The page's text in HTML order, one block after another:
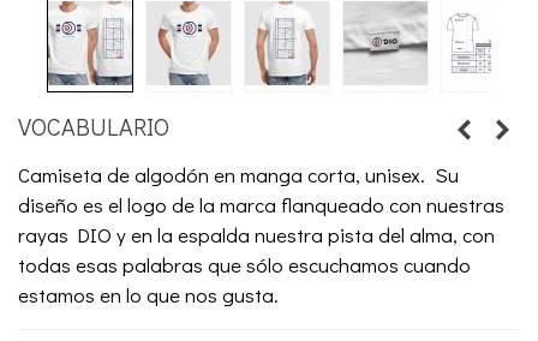
VOCABULARIO
Camiseta de algodón en manga corta, unisex. Su
diseño es el logo de la marca flanqueado con nuestras
rayas DIO y en la espalda nuestra pista del alma, con
todas esas palabras que sólo escuchamos cuando
estamos en lo que nos gusta.